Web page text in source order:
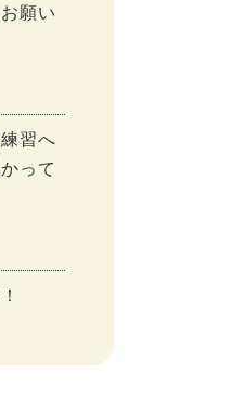
願い
習へ
って